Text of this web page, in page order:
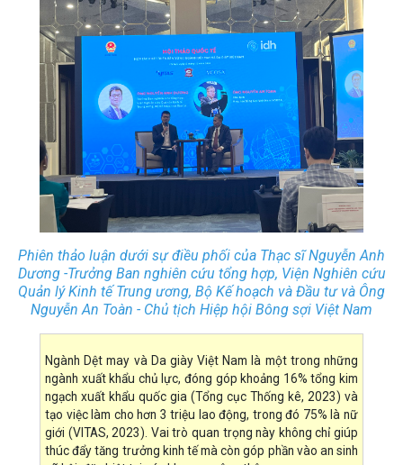
Phiên thảo luận dưới sự điều phối của Thạc sĩ Nguyễn Anh
Dương -Trưởng Ban nghiên cứu tổng hợp, Viện Nghiên cứu
Quản lý Kinh tế Trung ương, Bộ Kế hoạch và Đầu tư và Ông
Nguyễn An Toàn - Chủ tịch Hiệp hội Bông sợi Việt Nam
Ngành Dệt may và Da giày Việt Nam là một trong những
ngành xuất khẩu chủ lực, đóng góp khoảng 16% tổng kim
ngạch xuất khẩu quốc gia (Tổng cục Thống kê, 2023) và
tạo việc làm cho hơn 3 triệu lao động, trong đó 75% là nữ
giới (VITAS, 2023). Vai trò quan trọng này không chỉ giúp
thúc đẩy tăng trưởng kinh tế mà còn góp phần vào an sinh